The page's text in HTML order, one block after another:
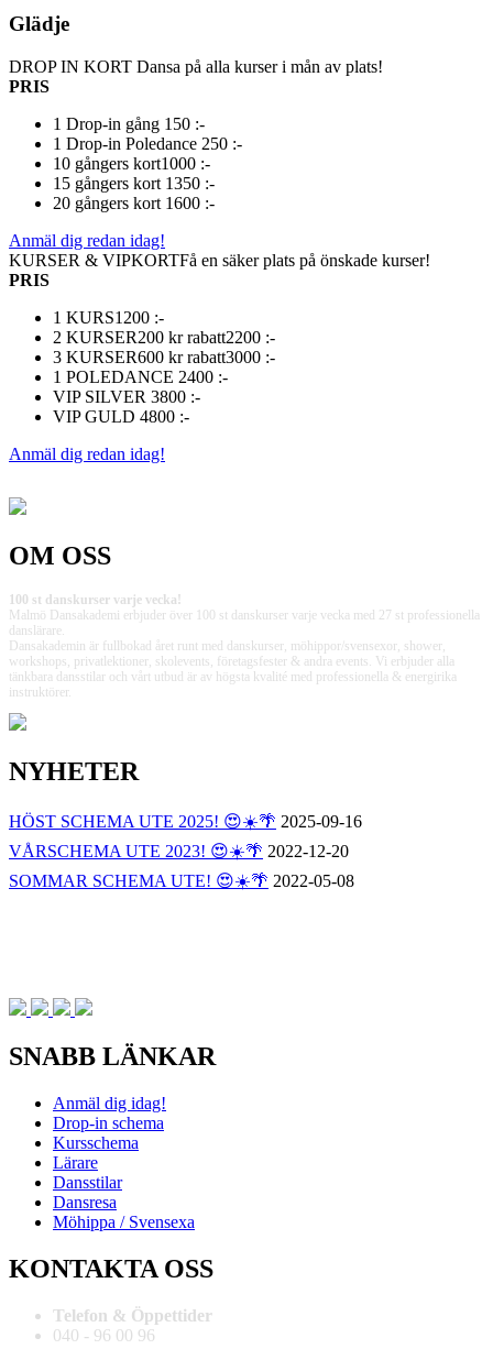
Glädje
DROP IN KORT Dansa på alla kurser i mån av plats!
PRIS
1 Drop-in gång 150 :-
1 Drop-in Poledance 250 :-
10 gångers kort1000 :-
15 gångers kort 1350 :-
20 gångers kort 1600 :-
Anmäl dig redan idag!
KURSER & VIPKORTFå en säker plats på önskade kurser!
PRIS
1 KURS1200 :-
2 KURSER200 kr rabatt2200 :-
3 KURSER600 kr rabatt3000 :-
1 POLEDANCE 2400 :-
VIP SILVER 3800 :-
VIP GULD 4800 :-
Anmäl dig redan idag!
OM OSS
100 st danskurser varje vecka!
Malmö Dansakademi erbjuder över 100 st danskurser varje vecka med 27 st professionella
danslärare.
Dansakademin är fullbokad året runt med danskurser, möhippor/svensexor, shower,
workshops, privatlektioner, skolevents, företagsfester & andra events. Vi erbjuder alla
tänkbara dansstilar och vårt utbud är av högsta kvalité med professionella & energirika
instruktörer.
NYHETER
HÖST SCHEMA UTE 2025! 😍☀️🌴 2025-09-16
VÅRSCHEMA UTE 2023! 😍☀️🌴 2022-12-20
SOMMAR SCHEMA UTE! 😍☀️🌴 2022-05-08
SNABB LÄNKAR
Anmäl dig idag!
Drop-in schema
Kursschema
Lärare
Dansstilar
Dansresa
Möhippa / Svensexa
KONTAKTA OSS
Telefon & Öppettider
040 - 96 00 96